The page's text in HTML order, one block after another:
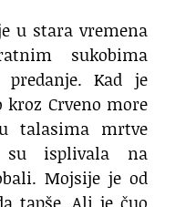
u stara vremena
sukobima
Kad je
Crveno more
talasima mrtve
su isplivala na
Mojsije je od